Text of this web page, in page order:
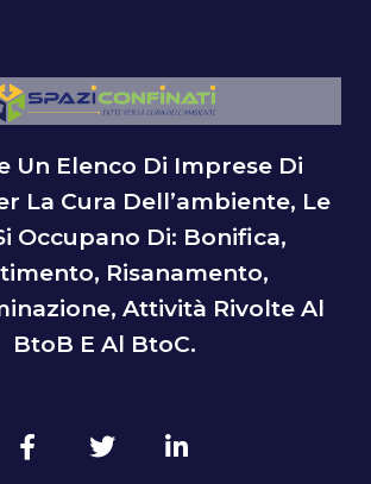
Un Elenco Di Imprese Di
La Cura Dell’ambiente, Le
Occupano Di: Bonifica,
Risanamento,
Attività Rivolte Al
BtoB E Al BtoC.